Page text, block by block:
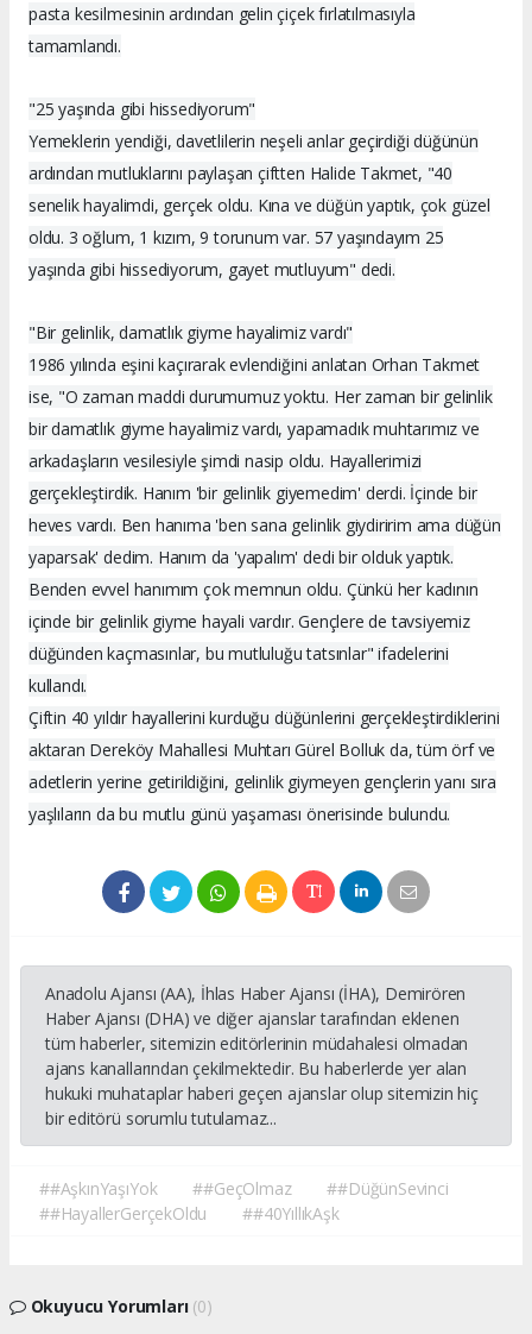
pasta kesilmesinin ardından gelin çiçek fırlatılmasıyla
tamamlandı.
"25 yaşında gibi hissediyorum"
Yemeklerin yendiği, davetlilerin neşeli anlar geçirdiği düğünün
ardından mutluklarını paylaşan çiftten Halide Takmet, "40
senelik hayalimdi, gerçek oldu. Kına ve düğün yaptık, çok güzel
oldu. 3 oğlum, 1 kızım, 9 torunum var. 57 yaşındayım 25
yaşında gibi hissediyorum, gayet mutluyum" dedi.
"Bir gelinlik, damatlık giyme hayalimiz vardı"
1986 yılında eşini kaçırarak evlendiğini anlatan Orhan Takmet
ise, "O zaman maddi durumumuz yoktu. Her zaman bir gelinlik
bir damatlık giyme hayalimiz vardı, yapamadık muhtarımız ve
arkadaşların vesilesiyle şimdi nasip oldu. Hayallerimizi
gerçekleştirdik. Hanım 'bir gelinlik giyemedim' derdi. İçinde bir
heves vardı. Ben hanıma 'ben sana gelinlik giydiririm ama düğün
yaparsak' dedim. Hanım da 'yapalım' dedi bir olduk yaptık.
Benden evvel hanımım çok memnun oldu. Çünkü her kadının
içinde bir gelinlik giyme hayali vardır. Gençlere de tavsiyemiz
düğünden kaçmasınlar, bu mutluluğu tatsınlar" ifadelerini
kullandı.
Çiftin 40 yıldır hayallerini kurduğu düğünlerini gerçekleştirdiklerini
aktaran Dereköy Mahallesi Muhtarı Gürel Bolluk da, tüm örf ve
adetlerin yerine getirildiğini, gelinlik giymeyen gençlerin yanı sıra
yaşlıların da bu mutlu günü yaşaması önerisinde bulundu.
Anadolu Ajansı (AA), İhlas Haber Ajansı (İHA), Demirören
Haber Ajansı (DHA) ve diğer ajanslar tarafından eklenen
tüm haberler, sitemizin editörlerinin müdahalesi olmadan
ajans kanallarından çekilmektedir. Bu haberlerde yer alan
hukuki muhataplar haberi geçen ajanslar olup sitemizin hiç
bir editörü sorumlu tutulamaz...
##AşkınYaşıYok ##GeçOlmaz
##DüğünSevinci
##HayallerGerçekOldu
##40YıllıkAşk
Okuyucu Yorumları (0)